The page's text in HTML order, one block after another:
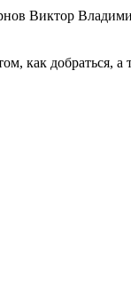
Виктор
как добраться,